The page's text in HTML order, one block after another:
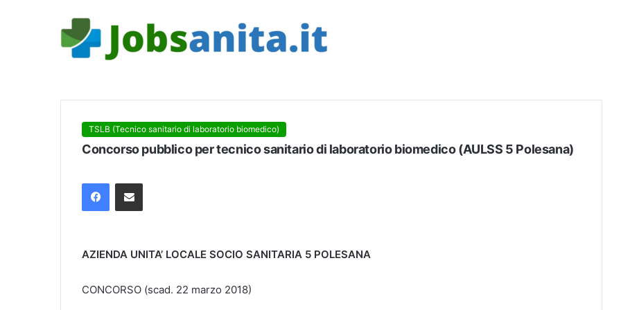
TSLB (Tecnico sanitario di laboratorio biomedico)
Concorso pubblico per tecnico sanitario di laboratorio biomedico (AULSS 5 Polesana)
FacebookCondividi via mail
AZIENDA UNITA’ LOCALE SOCIO SANITARIA 5 POLESANA
CONCORSO (scad. 22 marzo 2018)